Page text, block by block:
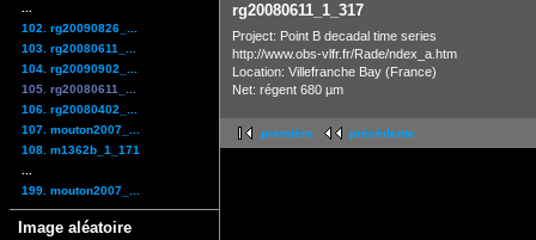
102. rg20090826_...
103. rg20080611_...
104. rg20090902_...
105. rg20080611_...
106. rg20080402_...
107. mouton2007_...
108. m1362b_1_171
199. mouton2007_...
Image aléatoire
rg20080611_1_317
Project: Point B decadal time series
http://www.obs-vlfr.fr/Rade/ndex_a.htm
Location: Villefranche Bay (France)
Net: régent 680 µm
première précédente